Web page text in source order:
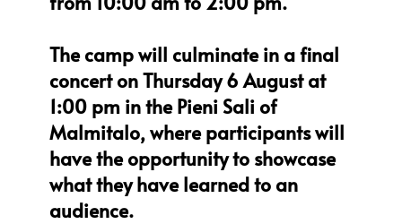
The camp will culminate in a final
concert on Thursday 6 August at
1:00 pm in the Pieni Sali of
Malmitalo, where participants will
have the opportunity to showcase
what they have learned to an
audience.